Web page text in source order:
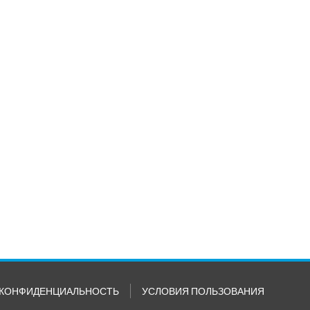
КОНФИДЕНЦИАЛЬНОСТЬ УСЛОВИЯ ПОЛЬЗОВАНИЯ